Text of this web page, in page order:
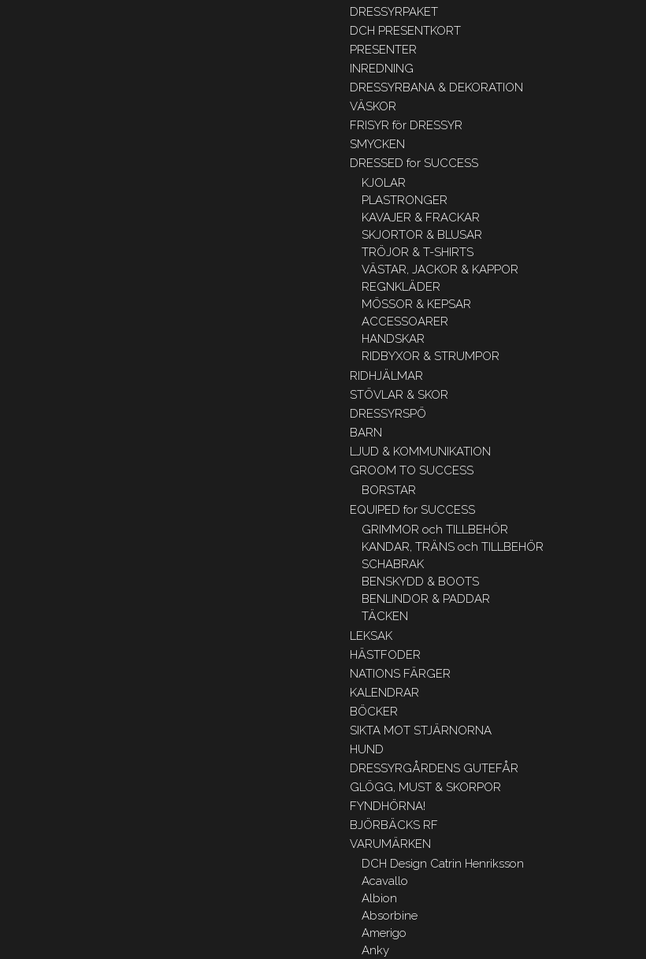
DRESSYRPAKET
DCH PRESENTKORT
PRESENTER
INREDNING
DRESSYRBANA & DEKORATION
VÄSKOR
FRISYR för DRESSYR
SMYCKEN
DRESSED for SUCCESS
KJOLAR
PLASTRONGER
KAVAJER & FRACKAR
SKJORTOR & BLUSAR
TRÖJOR & T-SHIRTS
VÄSTAR, JACKOR & KAPPOR
REGNKLÄDER
MÖSSOR & KEPSAR
ACCESSOARER
HANDSKAR
RIDBYXOR & STRUMPOR
RIDHJÄLMAR
STÖVLAR & SKOR
DRESSYRSPÖ
BARN
LJUD & KOMMUNIKATION
GROOM TO SUCCESS
BORSTAR
EQUIPED for SUCCESS
GRIMMOR och TILLBEHÖR
KANDAR, TRÄNS och TILLBEHÖR
SCHABRAK
BENSKYDD & BOOTS
BENLINDOR & PADDAR
TÄCKEN
LEKSAK
HÄSTFODER
NATIONS FÄRGER
KALENDRAR
BÖCKER
SIKTA MOT STJÄRNORNA
HUND
DRESSYRGÅRDENS GUTEFÅR
GLÖGG, MUST & SKORPOR
FYNDHÖRNA!
BJÖRBÄCKS RF
VARUMÄRKEN
DCH Design Catrin Henriksson
Acavallo
Albion
Absorbine
Amerigo
Anky